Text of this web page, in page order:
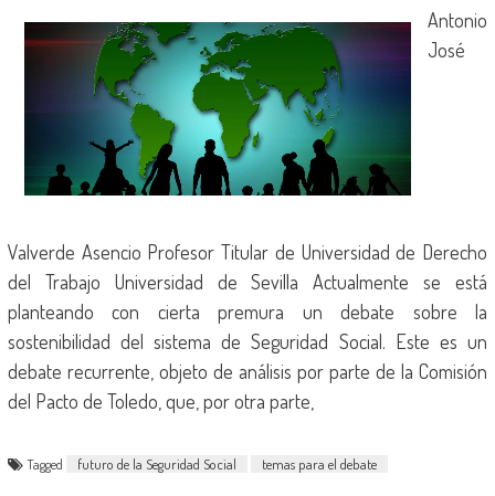
Antonio
José
Valverde Asencio Profesor Titular de Universidad de Derecho
del Trabajo Universidad de Sevilla Actualmente se está
planteando con cierta premura un debate sobre la
sostenibilidad del sistema de Seguridad Social. Este es un
debate recurrente, objeto de análisis por parte de la Comisión
del Pacto de Toledo, que, por otra parte,
Tagged futuro de la Seguridad Social temas para el debate